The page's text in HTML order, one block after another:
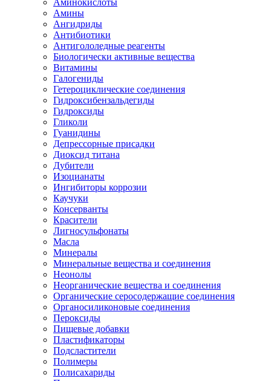
Аминокислоты
Амины
Ангидриды
Антибиотики
Антигололедные реагенты
Биологически активные вещества
Витамины
Галогениды
Гетероциклические соединения
Гидроксибензальдегиды
Гидроксиды
Гликоли
Гуанидины
Депрессорные присадки
Диоксид титана
Дубители
Изоцианаты
Ингибиторы коррозии
Каучуки
Консерванты
Красители
Лигносульфонаты
Масла
Минералы
Минеральные вещества и соединения
Неонолы
Неорганические вещества и соединения
Органические серосодержащие соединения
Органосиликоновые соединения
Пероксиды
Пищевые добавки
Пластификаторы
Подсластители
Полимеры
Полисахариды